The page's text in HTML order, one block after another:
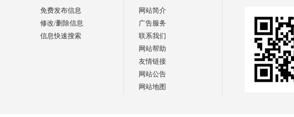
免费发布信息
修改/删除信息
信息快速搜索
网站简介
广告服务
联系我们
网站帮助
友情链接
网站公告
网站地图